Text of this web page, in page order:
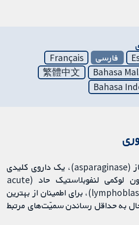
فارسی
Français
Bahasa
繁體中文
Bahasa
چه مقدار از آسپاراژیناز (asparaginase)، یک داروی کلیدی
در درمان سرطان خون لوکمی لنفوبلاستیک حاد (acute
lymphoblastic leukaemia; ALL)، برای اطمینان از بهترین
به حداقل رساندن سمیّت‌های مرتبط